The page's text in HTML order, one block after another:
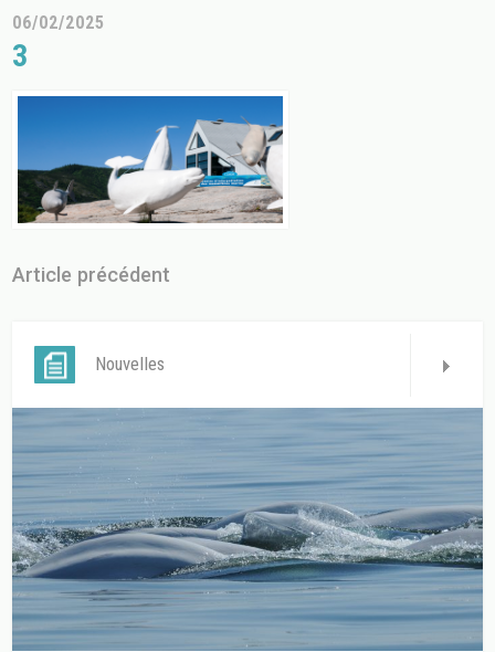
06/02/2025
3
Article précédent
Nouvelles